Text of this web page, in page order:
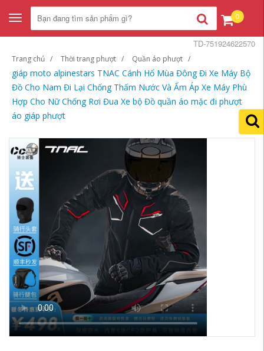
Toggle
navigation
0
Trang chủ Thời trang phượt Quần áo phượt
giáp moto alpinestars TNAC Cánh Hổ Mùa Đông Đi Xe Máy Bộ
Đồ Cho Nam Đi Lại Chống Thấm Nước Và Ấm Áp Xe Máy Phù
Hợp Cho Nữ Chống Rơi Đua Xe bộ Đồ quần áo mặc đi phượt
áo giáp phượt
TD-751924622570